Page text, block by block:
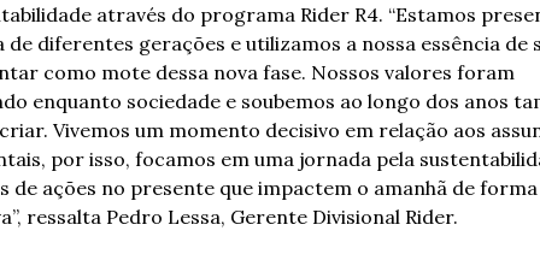
através do programa Rider R4. “Estamos
de diferentes gerações e utilizamos a nossa essência de
como mote dessa nova fase. Nossos valores foram
enquanto sociedade e soubemos ao longo dos anos
Vivemos um momento decisivo em relação aos
por isso, focamos em uma jornada pela
de ações no presente que impactem o amanhã de forma
ressalta Pedro Lessa, Gerente Divisional Rider.